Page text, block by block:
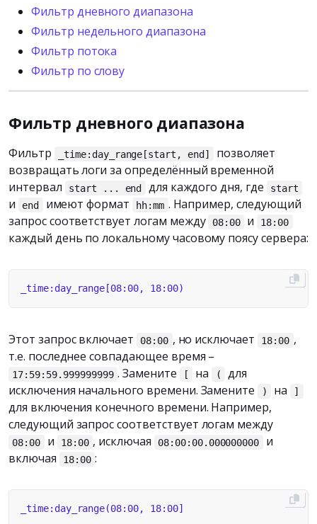
Фильтр дневного диапазона
Фильтр недельного диапазона
Фильтр потока
Фильтр по слову
Фильтр дневного диапазона
Фильтр _time:day_range[start, end]
позволяет
возвращать логи за определённый временной
интервал
start ... end для каждого дня, где start
и end имеют формат hh:mm . Например, следующий
запрос соответствует логам между
08:00 и 18:00
каждый день по локальному часовому поясу сервера:
Этот запрос включает 08:00 , но исключает 18:00 ,
т.е. последнее совпадающее время –
17:59:59.999999999 . Замените [ на (
для
исключения начального времени. Замените
) на ]
для включения конечного времени. Например,
следующий запрос соответствует логам между
08:00 и 18:00 , исключая 08:00:00.000000000
и
включая
18:00 :